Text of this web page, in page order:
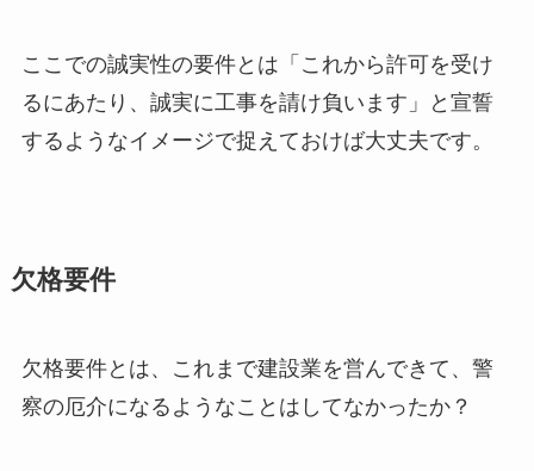
ここでの誠実性の要件とは「これから許可を受け
るにあたり、誠実に工事を請け負います」と宣誓
するようなイメージで捉えておけば大丈夫です。
欠格要件
欠格要件とは、これまで建設業を営んできて、警
察の厄介になるようなことはしてなかったか？